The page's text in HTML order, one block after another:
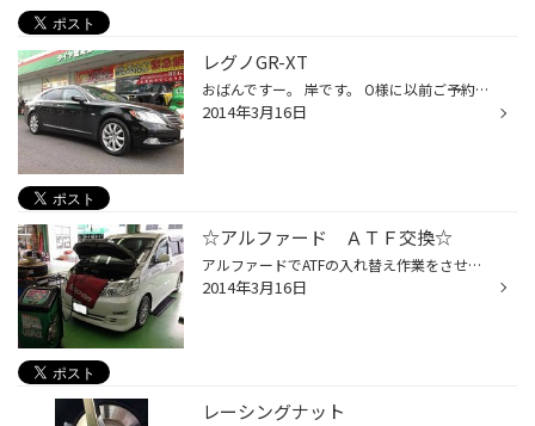
レグノGR-XT
おばんですー。 岸です。 O様に以前ご予約頂いておりましたレグノGR-XT、本日装着させて頂きました↑ レグノは今年から値下げとなり、かなり購入しやすくなったんですよ♪（サイズによります） 『レグノ』ほんとにいいタイヤですよ！ もうほかのタイヤとは作りがまるで違うんですから！かな～りコスト...
2014年3月16日
☆アルファード ＡＴＦ交換☆
アルファードでATFの入れ替え作業をさせて頂きました。 ATFとはオートマオイルのことです。 エンジンオイルと違って交換サイクルが長いので、 忘れておられる方も多いのではないでしょうか？ 交換目安としては2年または2万kmです。 「あ、そういえばしてないなぁ…」と思った方、 20分くらいでできま...
2014年3月16日
レーシングナット